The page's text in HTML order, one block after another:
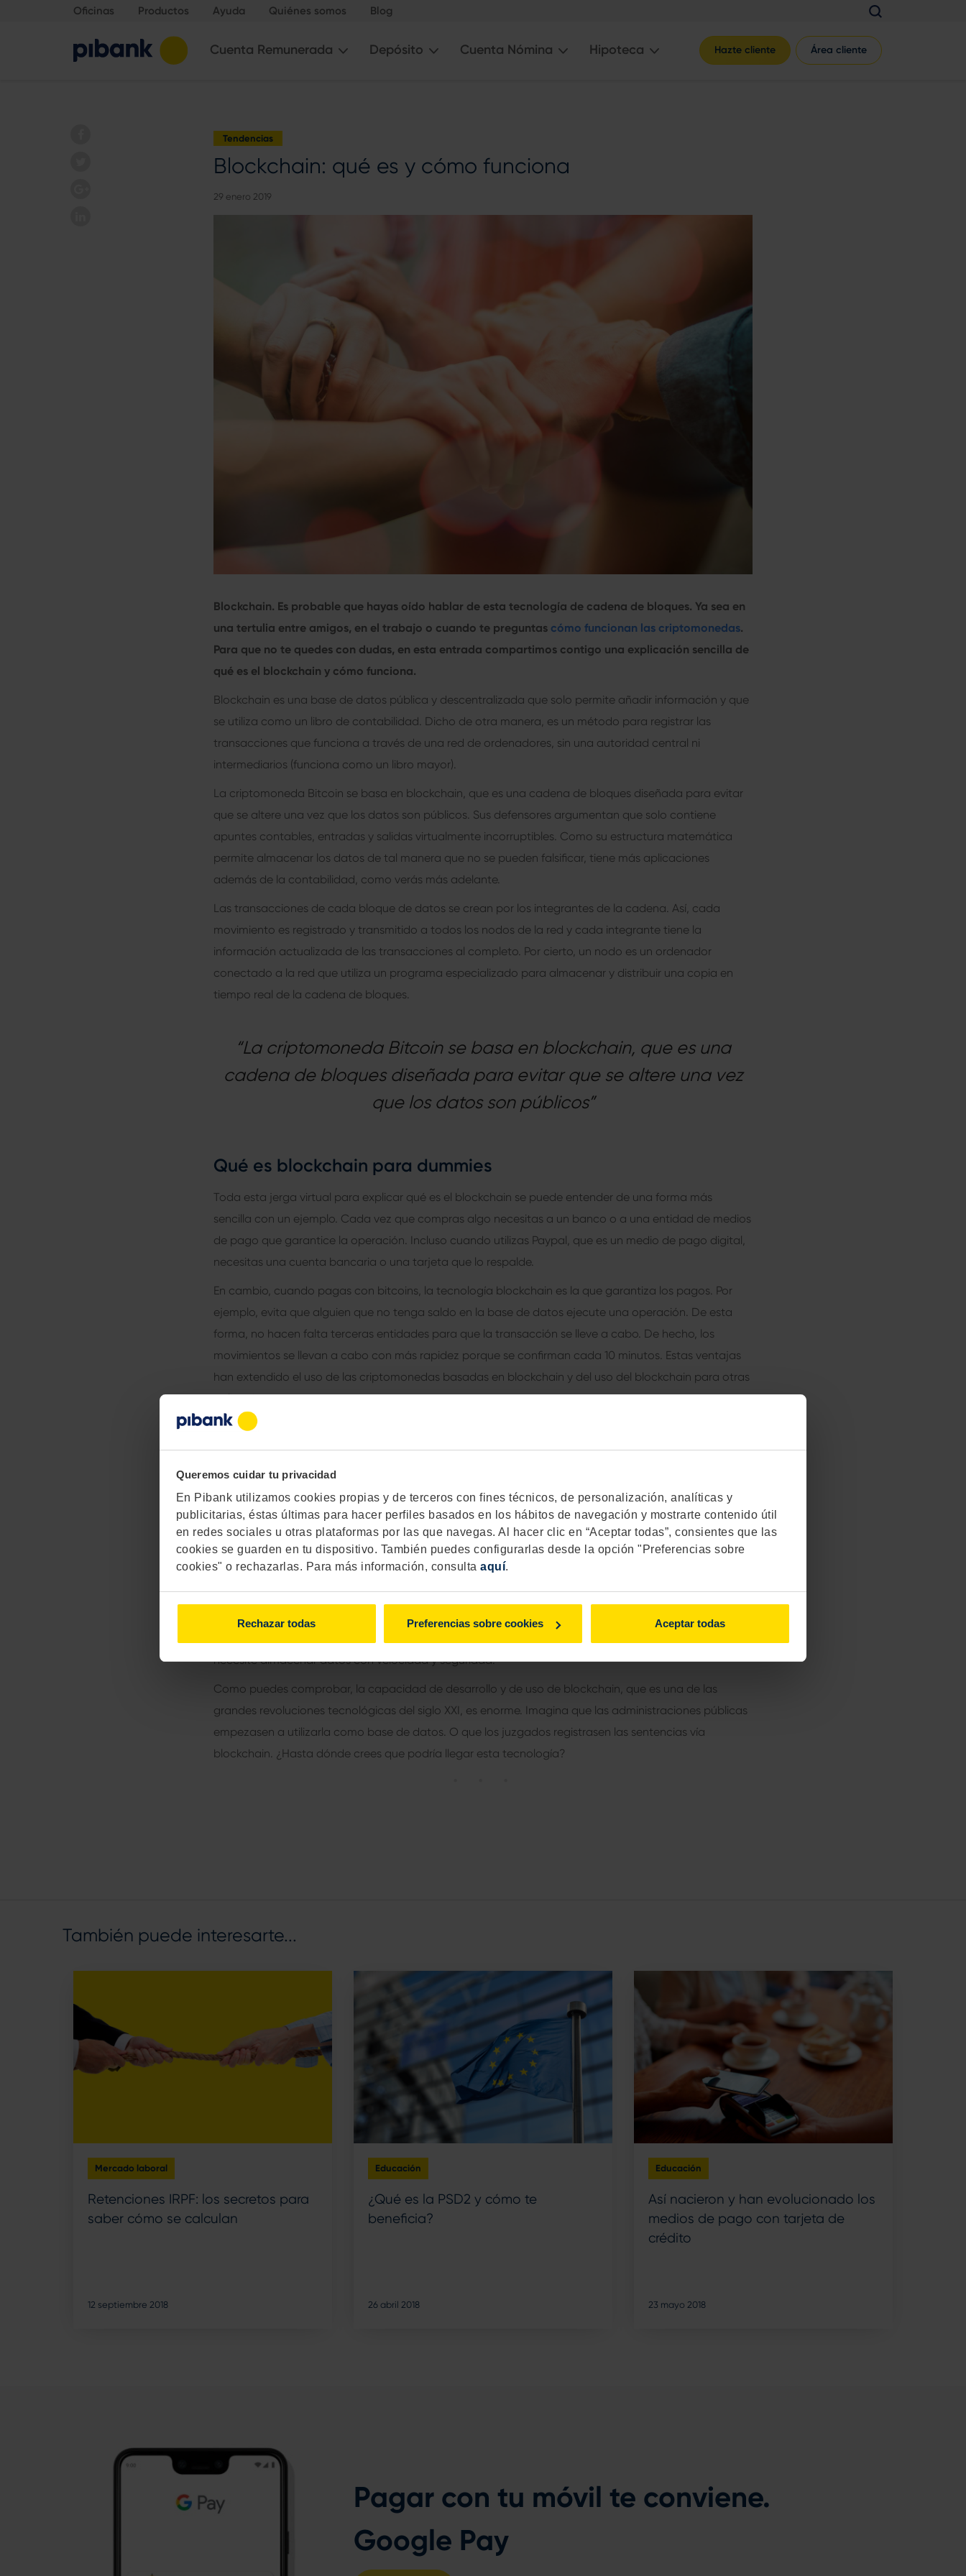
Queremos cuidar tu privacidad
En Pibank utilizamos cookies propias y de terceros con fines técnicos, de personalización, analíticas y
publicitarias, éstas últimas para hacer perfiles basados en los hábitos de navegación y mostrarte contenido útil
en redes sociales u otras plataformas por las que navegas. Al hacer clic en “Aceptar todas”, consientes que las
cookies se guarden en tu dispositivo. También puedes configurarlas desde la opción "Preferencias sobre
cookies" o rechazarlas. Para más información, consulta aquí.
Rechazar todas Preferencias sobre cookies Aceptar todas
Oficinas Productos Ayuda Quiénes somos Blog
Cuenta Remunerada Depósito Cuenta Nómina Hipoteca Hazte cliente Área cliente
Tendencias
Blockchain: qué es y cómo funciona
29 enero 2019
Blockchain. Es probable que hayas oído hablar de esta tecnología de cadena de bloques. Ya sea en
una tertulia entre amigos, en el trabajo o cuando te preguntas cómo funcionan las criptomonedas.
Para que no te quedes con dudas, en esta entrada compartimos contigo una explicación sencilla de
qué es el blockchain y cómo funciona.
Blockchain es una base de datos pública y descentralizada que solo permite añadir información y que
se utiliza como un libro de contabilidad. Dicho de otra manera, es un método para registrar las
transacciones que funciona a través de una red de ordenadores, sin una autoridad central ni
intermediarios (funciona como un libro mayor).
La criptomoneda Bitcoin se basa en blockchain, que es una cadena de bloques diseñada para evitar
que se altere una vez que los datos son públicos. Sus defensores argumentan que solo contiene
apuntes contables, entradas y salidas virtualmente incorruptibles. Como su estructura matemática
permite almacenar los datos de tal manera que no se pueden falsificar, tiene más aplicaciones
además de la contabilidad, como verás más adelante.
Las transacciones de cada bloque de datos se crean por los integrantes de la cadena. Así, cada
movimiento es registrado y transmitido a todos los nodos de la red y cada integrante tiene la
información actualizada de las transacciones al completo. Por cierto, un nodo es un ordenador
conectado a la red que utiliza un programa especializado para almacenar y distribuir una copia en
tiempo real de la cadena de bloques.
“La criptomoneda Bitcoin se basa en blockchain, que es una
cadena de bloques diseñada para evitar que se altere una vez
que los datos son públicos”
Qué es blockchain para dummies
Toda esta jerga virtual para explicar qué es el blockchain se puede entender de una forma más
sencilla con un ejemplo. Cada vez que compras algo necesitas a un banco o a una entidad de medios
de pago que garantice la operación. Incluso cuando utilizas Paypal, que es un medio de pago digital,
necesitas una cuenta bancaria o una tarjeta que lo respalde.
En cambio, cuando pagas con bitcoins, la tecnología blockchain es la que garantiza los pagos. Por
ejemplo, evita que alguien que no tenga saldo en la base de datos ejecute una operación. De esta
forma, no hacen falta terceras entidades para que la transacción se lleve a cabo. De hecho, los
movimientos se llevan a cabo con más rapidez porque se confirman cada 10 minutos. Estas ventajas
han extendido el uso de las criptomonedas basadas en blockchain y del uso del blockchain para otras
aplicaciones.
“Cuando pagas con bitcoins, la tecnología blockchain es la que
Otras aplicaciones del blockchain
Por ejemplo, la Bolsa de Valores de Australia liquida sus operaciones mediante blockchain y grandes
corporaciones globales organizan las votaciones de sus juntas generales de accionistas a través de
esta tecnología. También se puede aplicar a la elaboración de contratos inteligentes con cláusulas
certificadas o para registrar historiales médicos, así como cualquier otro organismo oficial que
necesite almacenar datos con velocidad y seguridad.
Como puedes comprobar, la capacidad de desarrollo y de uso de blockchain, que es una de las
grandes revoluciones tecnológicas del siglo XXI, es enorme. Imagina que las administraciones públicas
empezasen a utilizarla como base de datos. O que los juzgados registrasen las sentencias vía
blockchain. ¿Hasta dónde crees que podría llegar esta tecnología?
También puede interesarte...
Mercado laboral
Retenciones IRPF: los secretos para
saber cómo se calculan
12 septiembre 2018
Educación
¿Qué es la PSD2 y cómo te
beneficia?
26 abril 2018
Educación
Así nacieron y han evolucionado los
medios de pago con tarjeta de
crédito
23 mayo 2018
Pagar con tu móvil te conviene.
Google Pay